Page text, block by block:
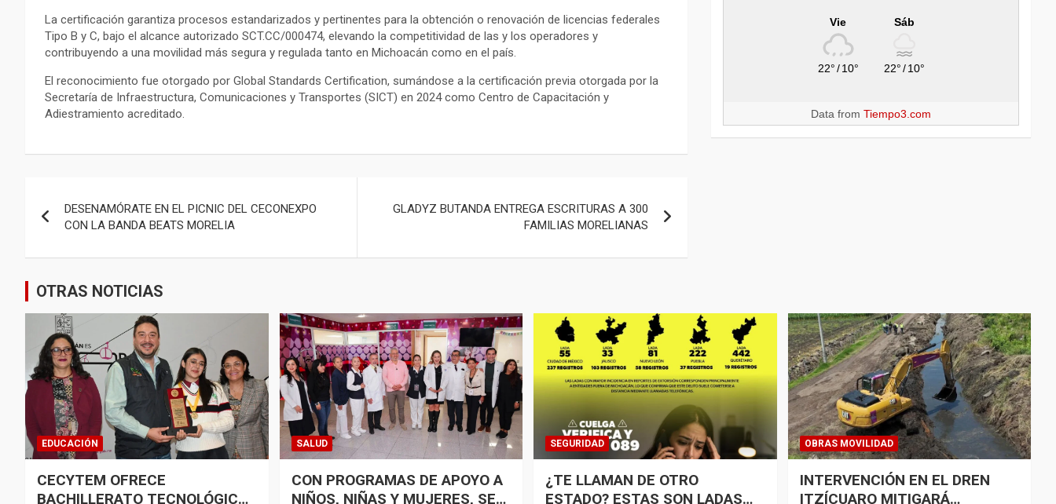
La certificación garantiza procesos estandarizados y pertinentes para la obtención o renovación de licencias federales
Tipo B y C, bajo el alcance autorizado SCT.CC/000474, elevando la competitividad de las y los operadores y
contribuyendo a una movilidad más segura y regulada tanto en Michoacán como en el país.
El reconocimiento fue otorgado por Global Standards Certification, sumándose a la certificación previa otorgada por la
Secretaría de Infraestructura, Comunicaciones y Transportes (SICT) en 2024 como Centro de Capacitación y
Adiestramiento acreditado.
de
entradas
DESENAMÓRATE EN EL PICNIC DEL CECONEXPO
CON LA BANDA BEATS MORELIA
GLADYZ BUTANDA ENTREGA ESCRITURAS A 300
FAMILIAS MORELIANAS
Vie
22°/ 10°
Sáb
22°/ 10°
Data fromTiempo3.com
OTRAS NOTICIAS
EDUCACIÓN
CECYTEM OFRECE
BACHILLERATO TECNOLÓGICO
SALUD
CON PROGRAMAS DE APOYO A
NIÑOS, NIÑAS Y MUJERES, SE
SEGURIDAD
¿TE LLAMAN DE OTRO
ESTADO? ESTAS SON LADAS
OBRAS MOVILIDAD
INTERVENCIÓN EN EL DREN
ITZÍCUARO MITIGARÁ